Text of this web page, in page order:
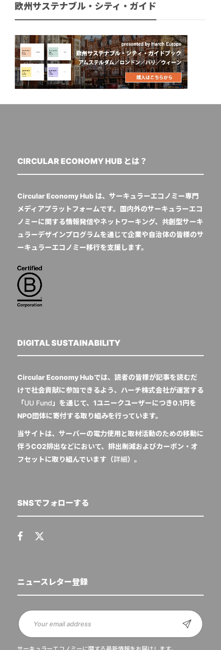
欧州サステナブル・シティ・ガイド
CIRCULAR ECONOMY HUB とは？
Circular Economy Hub は、サーキュラーエコノミー専門
メディアプラットフォームです。国内外のサーキュラーエコ
ノミーに関する情報発信やネットワーキング、共創型サーキ
ュラーデザインプログラムを通じて企業や自治体の皆様のサ
ーキュラーエコノミー移行を支援します。
DIGITAL SUSTAINABILITY
Circular Economy Hubでは、読者の皆様が記事を読むだ
けで社会貢献に参加できるよう、ハーチ株式会社が運営する
「UU Fund」を通じて、1ユニークユーザーにつき0.1円を
NPO団体に寄付する取り組みを行っています。
当サイトは、サーバーの電力使用と取材活動のための移動に
伴うCO2排出などにおいて、排出削減およびカーボン・オ
フセットに取り組んでいます（詳細）。
SNSでフォローする
ニュースレター登録